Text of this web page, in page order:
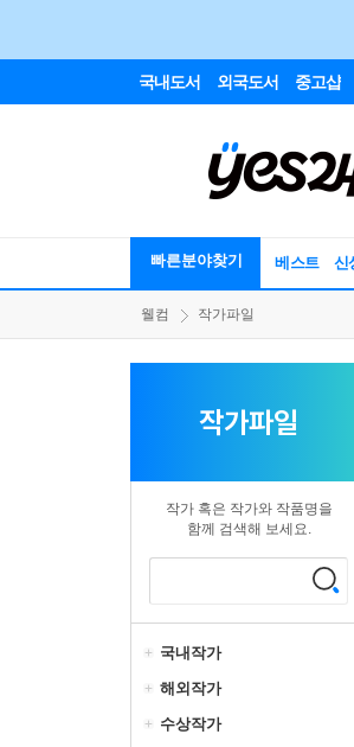
국내도서 외국도서 중고샵
빠른분야찾기 베스트 신
웰컴 작가파일
작가파일
작가 혹은 작가와 작품명을
함께 검색해 보세요.
국내작가
해외작가
수상작가